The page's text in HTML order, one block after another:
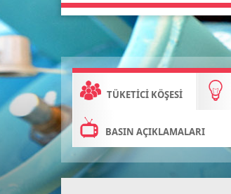
TÜKETİCİ KÖŞESİ
BASIN AÇIKLAMALARI